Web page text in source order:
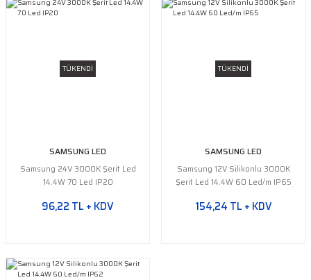
TÜKENDİ
SAMSUNG LED
Samsung 24V 3000K Şerit Led
14.4W 70 Led IP20
96,22 TL + KDV
TÜKENDİ
SAMSUNG LED
Samsung 12V Silikonlu 3000K
Şerit Led 14.4W 60 Led/m IP65
154,24 TL + KDV